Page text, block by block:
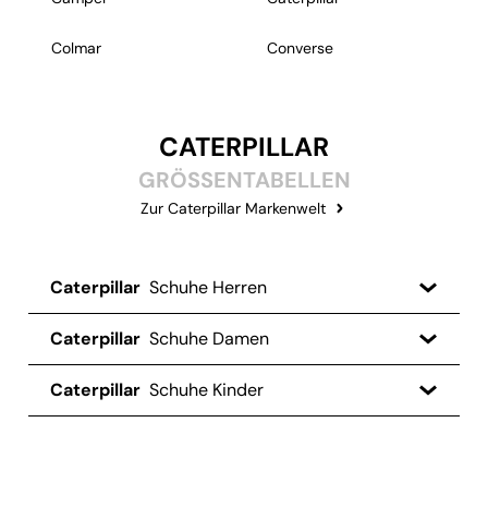
Colmar Converse
CATERPILLAR
GRÖSSENTABELLEN
Zur Caterpillar Markenwelt
Caterpillar Schuhe Herren
Caterpillar Schuhe Damen
Caterpillar Schuhe Kinder